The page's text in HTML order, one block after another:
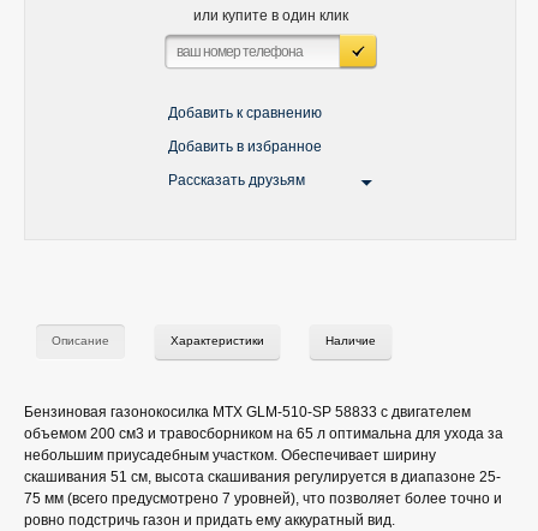
или купите в один клик
Добавить к сравнению
Добавить в избранное
Рассказать друзьям
Описание Характеристики Наличие
Бензиновая газонокосилка MTX GLM-510-SP 58833 с двигателем
объемом 200 см3 и травосборником на 65 л оптимальна для ухода за
небольшим приусадебным участком. Обеспечивает ширину
скашивания 51 см, высота скашивания регулируется в диапазоне 25-
75 мм (всего предусмотрено 7 уровней), что позволяет более точно и
ровно подстричь газон и придать ему аккуратный вид.